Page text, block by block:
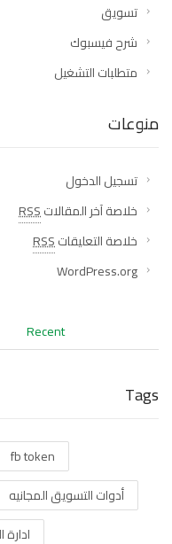
تسويق
شرح فيسبوك
متطلبات التشغيل
منوعات
تسجيل الدخول
خلاصة آخر المقالاتRSS
خلاصة التعليقاتRSS
WordPress.org
Recent
Tags
fb token
أدوات التسويق المجانيه
ادارة